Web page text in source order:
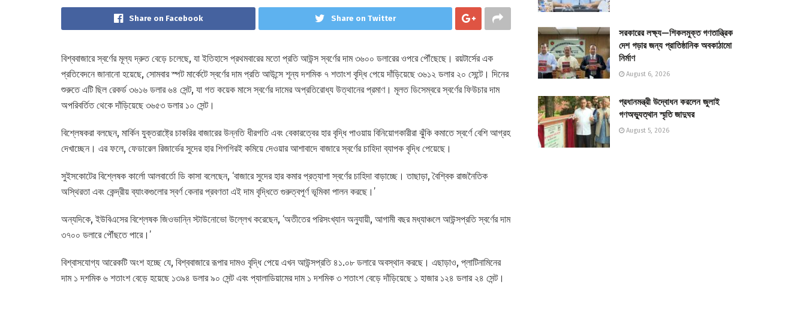
Share on Facebook Share on Twitter
বিশ্ববাজারে স্বর্ণের মূল্য দ্রুত বেড়ে চলেছে, যা ইতিহাসে প্রথমবারের মতো প্রতি আউন্স স্বর্ণের দাম ৩৬০০ ডলারের ওপরে পৌঁছেছে। রয়টার্সের এক
প্রতিবেদনে জানানো হয়েছে, সোমবার স্পট মার্কেটে স্বর্ণের দাম প্রতি আউন্সে শূন্য দশমিক ৭ শতাংশ বৃদ্ধি পেয়ে দাঁড়িয়েছে ৩৬১২ ডলার ২০ সেন্টে। দিনের
শুরুতে এটি ছিল রেকর্ড ৩৬১৬ ডলার ৬৪ সেন্ট, যা গত কয়েক মাসে স্বর্ণের দামের অপ্রতিরোধ্য উত্থানের প্রমাণ। মূলত ডিসেম্বরে স্বর্ণের ফিউচার দাম
অপরিবর্তিত থেকে দাঁড়িয়েছে ৩৬৫৩ ডলার ১০ সেন্ট।
বিশ্লেষকরা বলছেন, মার্কিন যুক্তরাষ্ট্রে চাকরির বাজারের উন্নতি ধীরগতি এবং বেকারত্বের হার বৃদ্ধি পাওয়ায় বিনিয়োগকারীরা ঝুঁকি কমাতে স্বর্ণে বেশি আগ্রহ
দেখাচ্ছেন। এর ফলে, ফেডারেল রিজার্ভের সুদের হার শিগগিরই কমিয়ে দেওয়ার আশাবাদে বাজারে স্বর্ণের চাহিদা ব্যাপক বৃদ্ধি পেয়েছে।
সুইসকোটের বিশ্লেষক কার্লো আলবার্তো ডি কাসা বলেছেন, ‘বাজারে সুদের হার কমার প্রত্যাশা স্বর্ণের চাহিদা বাড়াচ্ছে। তাছাড়া, বৈশ্বিক রাজনৈতিক
অস্থিরতা এবং কেন্দ্রীয় ব্যাংকগুলোর স্বর্ণ কেনার প্রবণতা এই দাম বৃদ্ধিতে গুরুত্বপূর্ণ ভূমিকা পালন করছে।’
অন্যদিকে, ইউবিএসের বিশ্লেষক জিওভান্নি স্টাউনোভো উল্লেখ করেছেন, ‘অতীতের পরিসংখ্যান অনুযায়ী, আগামী বছর মধ্যাঞ্চলে আউন্সপ্রতি স্বর্ণের দাম
৩৭০০ ডলারে পৌঁছতে পারে।’
বিশ্বাসযোগ্য আরেকটি অংশ হচ্ছে যে, বিশ্ববাজারে রূপার দামও বৃদ্ধি পেয়ে এখন আউন্সপ্রতি ৪১.০৮ ডলারে অবস্থান করছে। এছাড়াও, প্লাটিনামিনের
দাম ১ দশমিক ৬ শতাংশ বেড়ে হয়েছে ১৩৯৪ ডলার ৯০ সেন্ট এবং প্যালাডিয়ামের দাম ১ দশমিক ৩ শতাংশ বেড়ে দাঁড়িয়েছে ১ হাজার ১২৪ ডলার ২৪ সেন্ট।
সরকারের লক্ষ্য—শিকলমুক্ত গণতান্ত্রিক
দেশ গড়ার জন্য প্রাতিষ্ঠানিক অবকাঠামো
নির্মাণ
August 6, 2026
প্রধানমন্ত্রী উদ্বোধন করলেন জুলাই
গণঅভ্যুত্থান স্মৃতি জাদুঘর
August 5, 2026